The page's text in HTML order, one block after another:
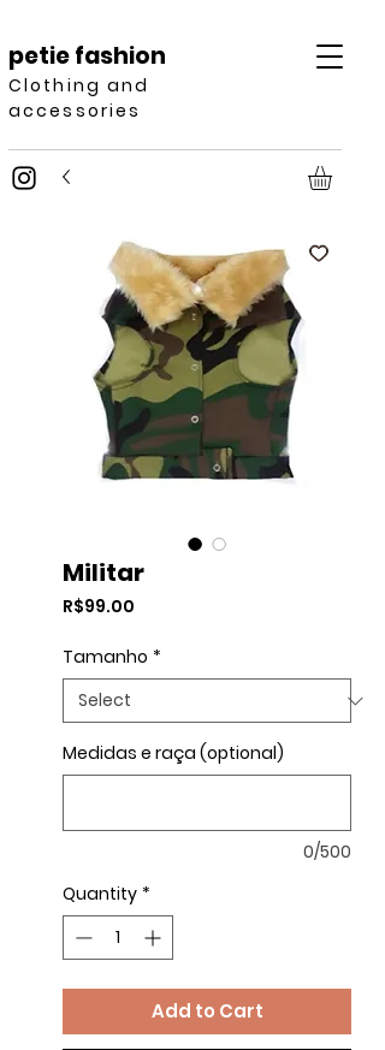
petie fashion
Clothing and
accessories
Militar
R$99.00
Tamanho *
Medidas e raça (optional)
0/500
Quantity *
Add to Cart